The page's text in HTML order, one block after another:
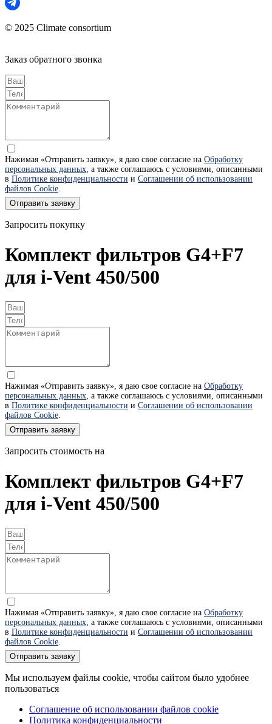
© 2025 Climate consortium
Заказ обратного звонка
Нажимая «Отправить заявку», я даю свое согласие на Обработку
персональных данных, а также соглашаюсь с условиями, описанными
в Политике конфиденциальности и Соглашении об использовании
файлов Cookie.
Отправить заявку
Запросить покупку
Комплект фильтров G4+F7
для i-Vent 450/500
Нажимая «Отправить заявку», я даю свое согласие на Обработку
персональных данных, а также соглашаюсь с условиями, описанными
в Политике конфиденциальности и Соглашении об использовании
файлов Cookie.
Отправить заявку
Запросить стоимость на
Комплект фильтров G4+F7
для i-Vent 450/500
Нажимая «Отправить заявку», я даю свое согласие на Обработку
персональных данных , а также соглашаюсь с условиями, описанными
в Политике конфиденциальности и Соглашении об использовании
файлов Cookie
Отправить заявку
Мы используем файлы cookie, чтобы сайтом было удобнее
пользоваться
Соглашение об использовании файлов cookie
Политика конфиденциальности